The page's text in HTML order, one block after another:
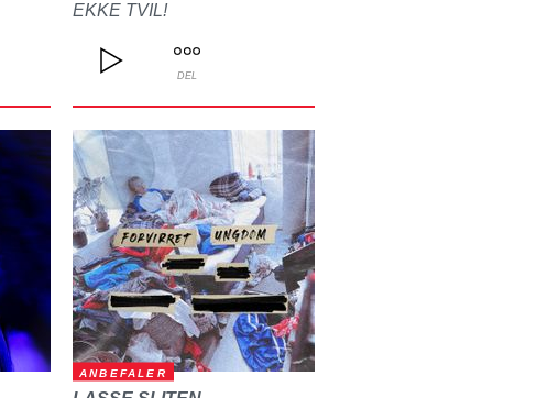
EKKE TVIL!
DEL
ANBEFALER